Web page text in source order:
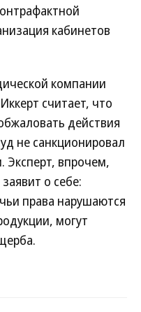
кабинетов
компании
считает, что
действия
не санкционировал
Эксперт, впрочем,
о себе:
права нарушаются
могут